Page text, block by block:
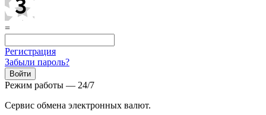
=
Регистрация
Забыли пароль?
Режим работы — 24/7
Сервис обмена электронных валют.